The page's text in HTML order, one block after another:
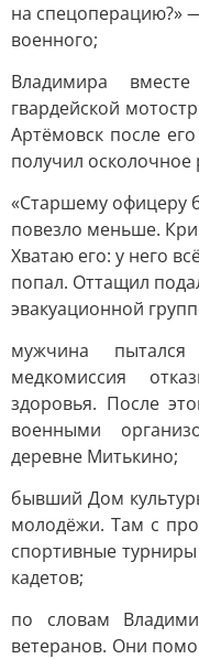
на спецоперацию?»
военного;
Владимира
гвардейской
Артёмовск после
получил
«Старшему офицеру
повезло меньше.
Хватаю его: у него
попал. Оттащил
эвакуационной
мужчина
медкомиссия
здоровья. После
военными
деревне Митькино;
бывший Дом
молодёжи. Там с
спортивные
кадетов;
по словам
ветеранов. Они